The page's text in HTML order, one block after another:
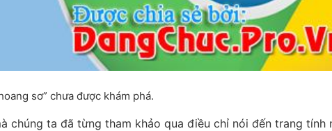
sơ” chưa được khám phá.
chúng ta đã từng tham khảo qua điều chỉ nói đến trang tính